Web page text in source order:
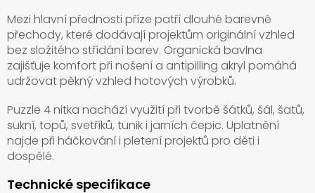
Mezi hlavní přednosti příze patří dlouhé barevné
přechody, které dodávají projektům originální vzhled
bez složitého střídání barev. Organická bavlna
zajišťuje komfort při nošení a antipilling akryl pomáhá
udržovat pěkný vzhled hotových výrobků.
Puzzle 4 nitka nachází využití při tvorbě šátků, šál, šatů,
sukní, topů, svetříků, tunik i jarních čepic. Uplatnění
najde při háčkování i pletení projektů pro děti i
dospělé.
Technické specifikace